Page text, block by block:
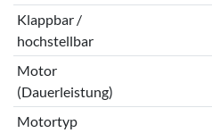
Klappbar /
hochstellbar
Motor
(Dauerleistung)
Motortyp